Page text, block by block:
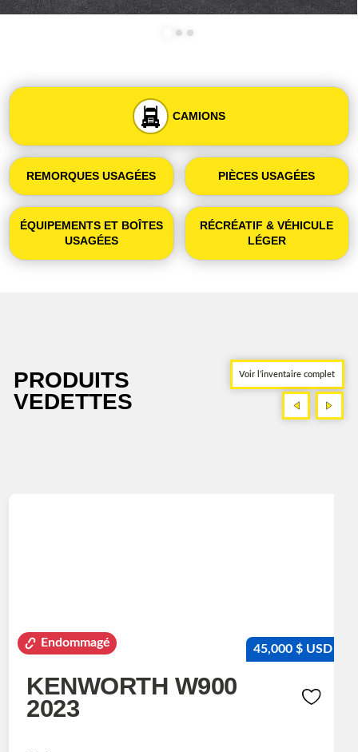
CAMIONS
REMORQUES USAGÉES PIÈCES USAGÉES
ÉQUIPEMENTS ET BOÎTES
USAGÉES
RÉCRÉATIF & VÉHICULE
LÉGER
PRODUITS
VEDETTES
Voir l’inventaire complet
Endommagé 45,000 $ USD
KENWORTH W900
2023